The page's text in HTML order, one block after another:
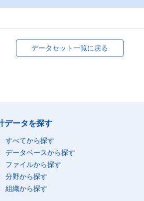
データセット一覧に戻る
データを探す
すべてから探す
データベースから探す
ファイルから探す
分野から探す
組織から探す